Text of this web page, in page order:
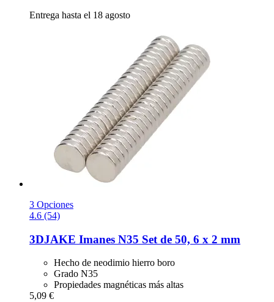
Entrega hasta el 18 agosto
3 Opciones
4.6 (54)
3DJAKE Imanes N35 Set de 50, 6 x 2 mm
Hecho de neodimio hierro boro
Grado N35
Propiedades magnéticas más altas
5,09 €